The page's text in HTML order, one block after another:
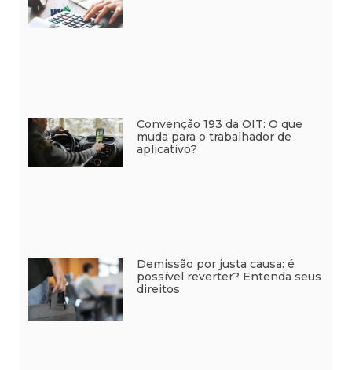
Convenção 193 da OIT: O que
muda para o trabalhador de
aplicativo?
Demissão por justa causa: é
possível reverter? Entenda seus
direitos